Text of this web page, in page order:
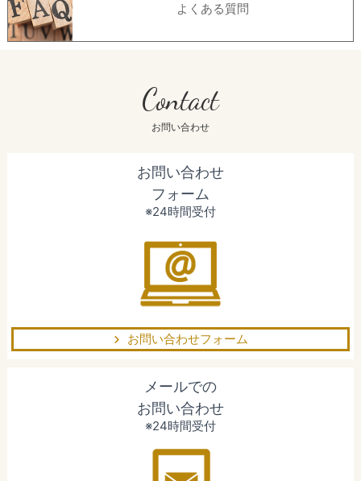
よくある質問
Contact
お問い合わせ
お問い合わせ
フォーム
※24時間受付
お問い合わせフォーム
メールでの
お問い合わせ
※24時間受付